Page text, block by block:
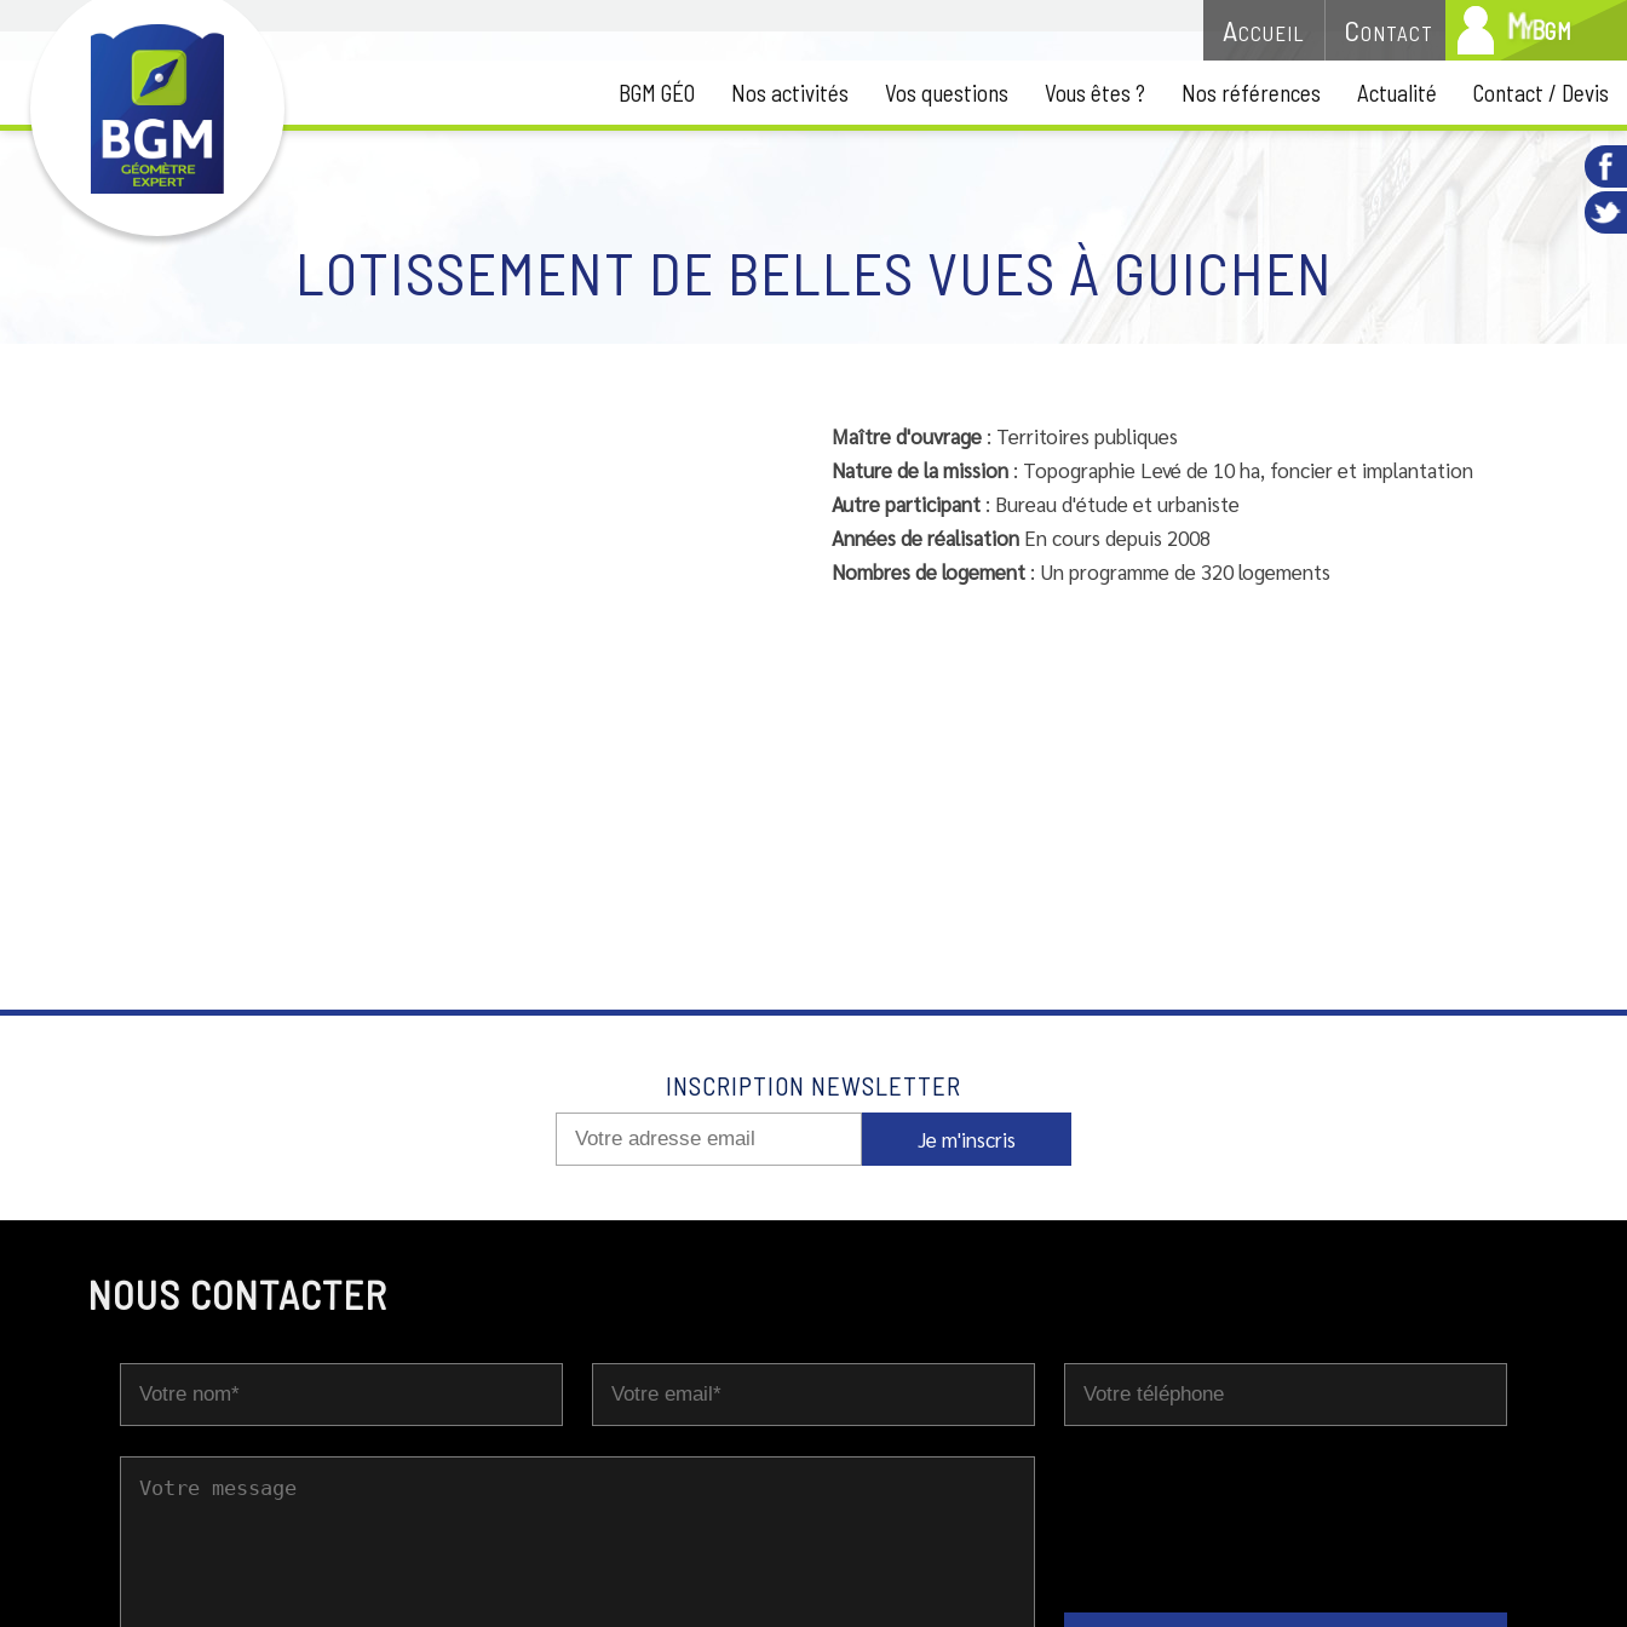
Accueil Contact MyBGM
BGM GÉO Nos activités Vos questions Vous êtes ? Nos références Actualité Contact / Devis
LOTISSEMENT DE BELLES VUES À GUICHEN
Maître d'ouvrage : Territoires publiques
Nature de la mission : Topographie Levé de 10 ha, foncier et implantation
Autre participant : Bureau d'étude et urbaniste
Années de réalisation En cours depuis 2008
Nombres de logement : Un programme de 320 logements
INSCRIPTION NEWSLETTER
Je m'inscris
NOUS CONTACTER